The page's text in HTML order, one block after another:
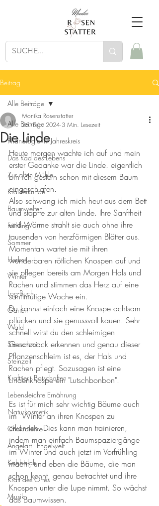
Beitrag
Alle Beiträge
Phänologie im Jahreskreis
Das Rad des Lebens
Zur alten Mühle
Kräuterkunde
Baumwelten
Frühling
Sommer
Herbst
Winter
Log-Buch
Garten
Wald
Sternenzeit
Steinzeit
Krafttier - Botschaften
Lebensleichte Ernährung
Naturkosmetik
Chakralehre
Angelart - Engelwelt
Kabbalah
Kraft des Ortes
Musik
Alle Beiträge
Die Linde
Monika Rosenstatter
26. Feb. 2024 3 Min. Lesezeit
Heute morgen wachte ich auf und mein
erster Gedanke war die Linde. eigentlich
bin ich gestern schon mit diesem Baum
eingeschlafen.
Also schwang ich mich heut aus dem Bett
und stapfte zur alten Linde. Ihre Sanftheit
und Wärme strahlt sie auch ohne ihre
tausenden von herzförmigen Blätter aus.
Momentan wartet sie mit ihren
wunderbaren rötlichen Knospen auf und
sie pflegen bereits am Morgen Hals und
Rachen und stimmen das Herz auf eine
sanftmütige Woche ein.
Du kannst einfach eine Knospe achtsam
pflücken und sie genussvoll kauen. Sehr
schnell wirst du den schleimigen
Geschmack erkennen und genau dieser
Pflanzenschleim ist es, der Hals und
Rachen pflegt. Sozusagen ist eine
Lindenknospe ein "Lutschbonbon".
Es ist für mich sehr wichtig Bäume auch
im  Winter an ihren Knospen zu
erkennen. Dies kann man trainieren,
indem man einfach Baumspaziergänge
im Winter und auch jetzt im Vorfrühling
macht, und eben die Bäume, die man
schon kennt, genau betrachtet und ihre
Knospen unter die Lupe nimmt. So wächst
das Baumwissen.